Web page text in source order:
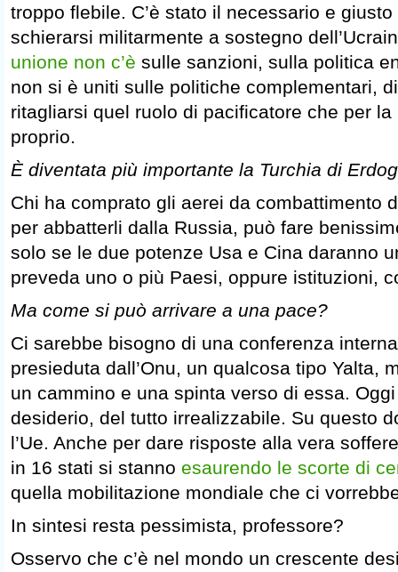
troppo flebile. C’è stato il necessario e
schierarsi militarmente a sostegno
unione non c’è sulle sanzioni, sulla politica
non si è uniti sulle politiche complementari,
ritagliarsi quel ruolo di pacificatore che per
proprio.
È diventata più importante la Turchia di
Chi ha comprato gli aerei da combattimento
per abbatterli dalla Russia, può fare
solo se le due potenze Usa e Cina daranno
preveda uno o più Paesi, oppure istituzioni,
Ma come si può arrivare a una pace?
Ci sarebbe bisogno di una conferenza
presieduta dall’Onu, un qualcosa tipo Yalta,
un cammino e una spinta verso di essa.
desiderio, del tutto irrealizzabile. Su questo
l’Ue. Anche per dare risposte alla vera
in 16 stati si stanno esaurendo le scorte di
quella mobilitazione mondiale che ci
In sintesi resta pessimista, professore?
Osservo che c’è nel mondo un crescente